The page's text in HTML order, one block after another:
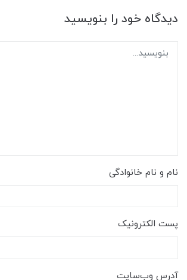
دیدگاه خود را بنویسید
نام و نام خانوادگی
پست الکترونیک
آدرس وب‌سایت